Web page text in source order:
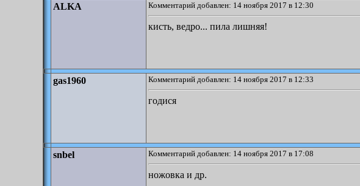
ALKA Комментарий добавлен: 14 ноября 2017 в 12:30
кисть, ведро... пила лишняя!
gas1960 Комментарий добавлен: 14 ноября 2017 в 12:33
годися
snbel Комментарий добавлен: 14 ноября 2017 в 17:08
ножовка и др.